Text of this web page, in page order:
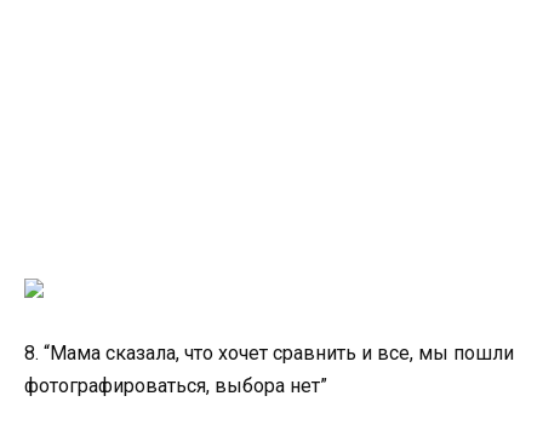
8. “Мама сказала, что хочет сравнить и все, мы пошли
фотографироваться, выбора нет”